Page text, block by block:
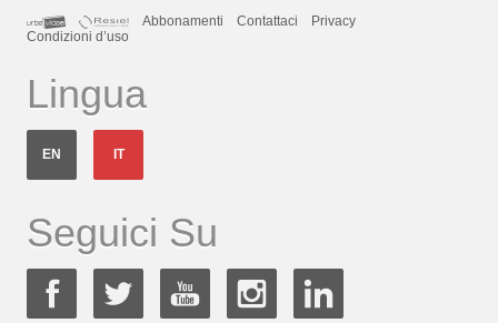
Abbonamenti
Contattaci
Privacy
Condizioni d’uso
Lingua
EN IT
Seguici Su